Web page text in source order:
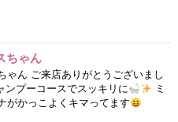
ちゃん
ゃん ご来店ありがとうございまし
ンプーコースでスッキリに
ミ
がかっこよくキマってます